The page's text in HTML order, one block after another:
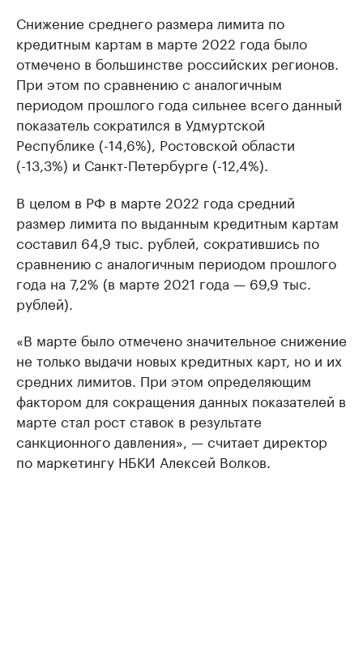
Снижение среднего размера лимита по
кредитным картам в марте 2022 года было
отмечено в большинстве российских регионов.
При этом по сравнению с аналогичным
периодом прошлого года сильнее всего данный
показатель сократился в Удмуртской
Республике (-14,6%), Ростовской области
(-13,3%) и Санкт-Петербурге (-12,4%).
В целом в РФ в марте 2022 года средний
размер лимита по выданным кредитным картам
составил 64,9 тыс. рублей, сократившись по
сравнению с аналогичным периодом прошлого
года на 7,2% (в марте 2021 года — 69,9 тыс.
рублей).
«В марте было отмечено значительное снижение
не только выдачи новых кредитных карт, но и их
средних лимитов. При этом определяющим
фактором для сокращения данных показателей в
марте стал рост ставок в результате
санкционного давления», — считает директор
по маркетингу НБКИ Алексей Волков.